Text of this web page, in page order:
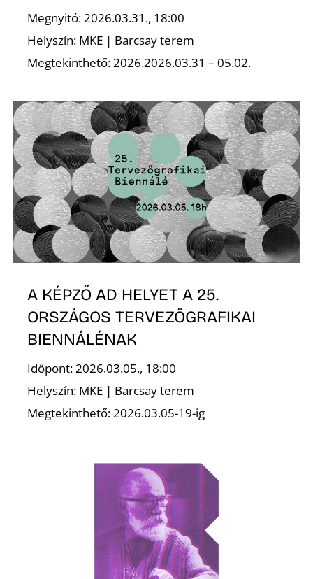
Megnyitó: 2026.03.31., 18:00
Helyszín: MKE | Barcsay terem
Megtekinthető: 2026.2026.03.31 – 05.02.
A KÉPZŐ AD HELYET A 25.
ORSZÁGOS TERVEZŐGRAFIKAI
BIENNÁLÉNAK
Időpont: 2026.03.05., 18:00
Helyszín: MKE | Barcsay terem
Megtekinthető: 2026.03.05-19-ig